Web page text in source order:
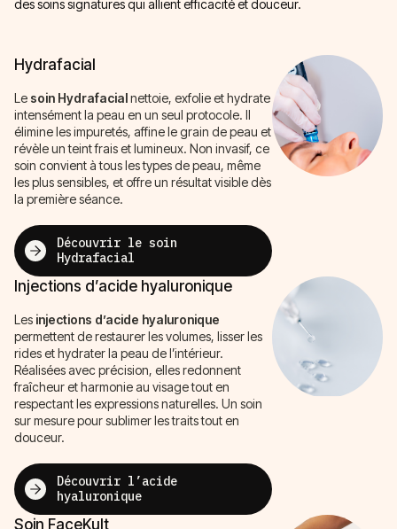
des soins signatures qui allient efficacité et douceur.
Hydrafacial
Le soin Hydrafacialnettoie, exfolie et hydrate
intensément la peau en un seul protocole. Il
élimine les impuretés, affine le grain de peau et
révèle un teint frais et lumineux. Non invasif, ce
soin convient à tous les types de peau, même
les plus sensibles, et offre un résultat visible dès
la première séance.
Découvrir le soin
Hydrafacial
Injections d’acide hyaluronique
Les injections d’acide hyaluronique
permettent de restaurer les volumes, lisser les
rides et hydrater la peau de l’intérieur.
Réalisées avec précision, elles redonnent
fraîcheur et harmonie au visage tout en
respectant les expressions naturelles. Un soin
sur mesure pour sublimer les traits tout en
douceur.
Découvrir l’acide
hyaluronique
Soin FaceKult